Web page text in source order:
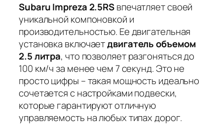
Subaru Impreza 2.5RSвпечатляет своей
уникальной компоновкой и
производительностью. Ее двигательная
установка включаетдвигатель объемом
2.5 литра, что позволяет разгоняться до
100 км/ч за менее чем 7 секунд. Это не
просто цифры – такая мощность идеально
сочетается с настройками подвески,
которые гарантируют отличную
управляемость на любых типах дорог.